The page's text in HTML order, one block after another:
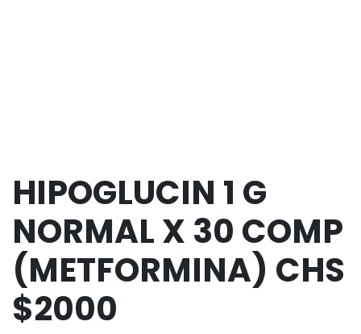
HIPOGLUCIN 1 G
NORMAL X 30 COMP
(METFORMINA) CHS
$2000